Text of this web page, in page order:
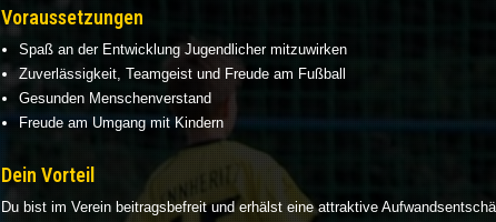
Voraussetzungen
Spaß an der Entwicklung Jugendlicher mitzuwirken
Zuverlässigkeit, Teamgeist und Freude am Fußball
Gesunden Menschenverstand
Freude am Umgang mit Kindern
Dein Vorteil
Du bist im Verein beitragsbefreit und erhälst eine attraktive